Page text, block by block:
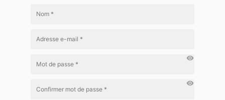
visibility
visibility